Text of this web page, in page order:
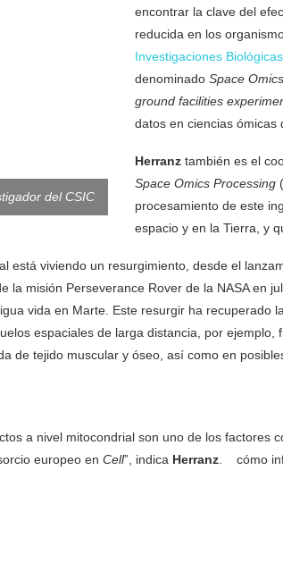
del CSIC
encontrar la clave del
reducida en los
Investigaciones
denominado Space
ground facilities
datos en ciencias ómicas
Herranz también es el
Space Omics Processing
procesamiento de este
espacio y en la Tierra, y
está viviendo un resurgimiento, desde el
la misión Perseverance Rover de la NASA en
vida en Marte. Este resurgir ha
espaciales de larga distancia, por
de tejido muscular y óseo, así como en
a nivel mitocondrial son uno de los
europeo en Cell”, indica Herranz . cómo